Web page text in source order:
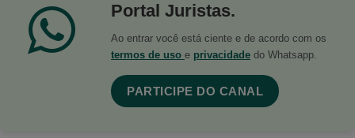
Portal Juristas.
Ao entrar você está ciente e de acordo com os
termos de uso e privacidade do Whatsapp.
PARTICIPE DO CANAL